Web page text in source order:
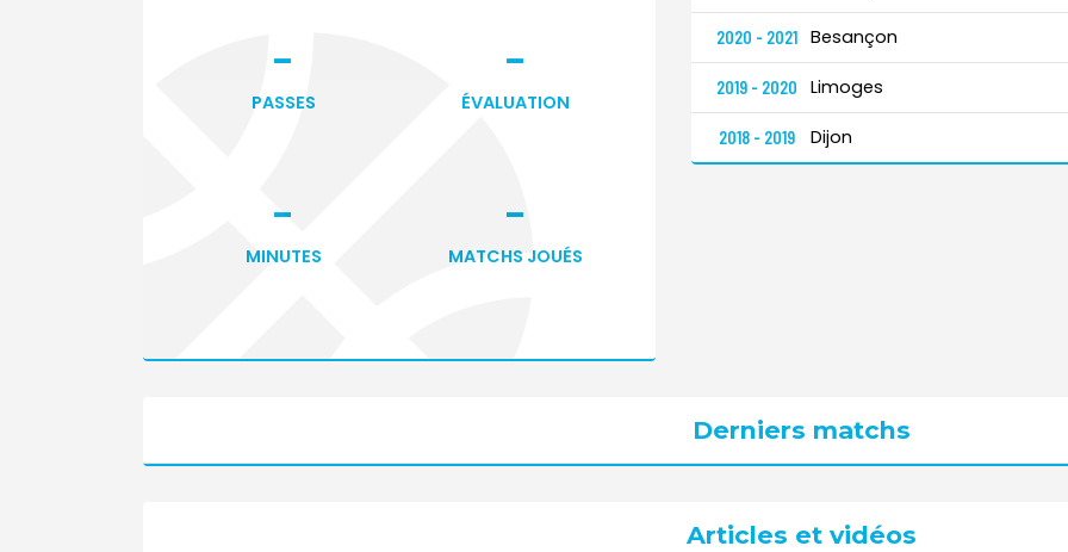
-
PASSES
-
ÉVALUATION
-
MINUTES
-
MATCHS JOUÉS
2020 - 2021 Besançon
2019 - 2020 Limoges
2018 - 2019 Dijon
Derniers matchs
Articles et vidéos